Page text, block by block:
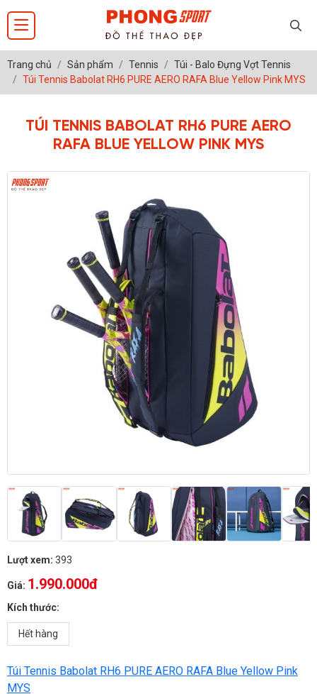
Trang chủ Sản phẩm Tennis
Túi - Balo Đựng Vợt Tennis
Túi Tennis Babolat RH6 PURE AERO RAFA Blue Yellow Pink MYS
TÚI TENNIS BABOLAT RH6 PURE AERO
RAFA BLUE YELLOW PINK MYS
Lượt xem: 393
Giá: 1.990.000đ
Kích thước:
Hết hàng
Túi Tennis Babolat RH6 PURE AERO RAFA Blue Yellow Pink
MYS